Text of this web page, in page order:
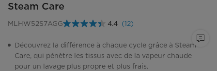
Steam Care
MLHW52S7AGG 4.4 Lire
12
commentaires.
Lien
vers
(12)
Découvrez la différence à chaque cycle grâce à Steam
Care, qui pénètre les tissus avec de la vapeur chaude
pour un lavage plus propre et plus frais.